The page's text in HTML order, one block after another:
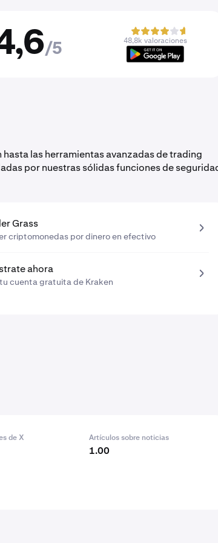
/5
48,8k valoraciones
las herramientas avanzadas de trading
por nuestras sólidas funciones de
Grass
criptomonedas por dinero en efectivo
ahora
cuenta gratuita de Kraken
de X Artículos sobre noticias
1.00